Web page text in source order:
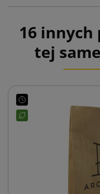
16
tej